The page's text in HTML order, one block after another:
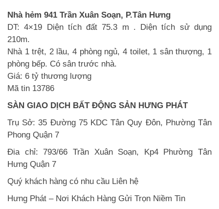
Nhà hẻm 941 Trần Xuân Soạn, P.Tân Hưng
DT: 4×19 Diện tích đất 75.3 m . Diện tích sử dụng
210m.
Nhà 1 trệt, 2 lầu, 4 phòng ngủ, 4 toilet, 1 sân thượng, 1
phòng bếp. Có sân trước nhà.
Giá: 6 tỷ thương lượng
Mã tin 13786
SÀN GIAO DỊCH BẤT ĐỘNG SẢN HƯNG PHÁT
Trụ Sở: 35 Đường 75 KDC Tân Quy Đôn, Phường Tân
Phong Quận 7
Đia chỉ: 793/66 Trần Xuân Soạn, Kp4 Phường Tân
Hưng Quận 7
Quý khách hàng có nhu cầu Liên hệ
Hưng Phát – Nơi Khách Hàng Gửi Trọn Niềm Tin